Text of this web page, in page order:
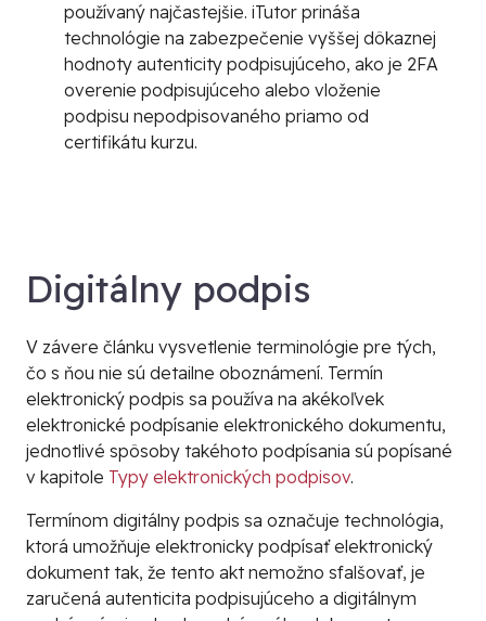
používaný najčastejšie. iTutor prináša
technológie na zabezpečenie vyššej dôkaznej
hodnoty autenticity podpisujúceho, ako je 2FA
overenie podpisujúceho alebo vloženie
podpisu nepodpisovaného priamo od
certifikátu kurzu.
Digitálny podpis
V závere článku vysvetlenie terminológie pre tých,
čo s ňou nie sú detailne oboznámení. Termín
elektronický podpis sa používa na akékoľvek
elektronické podpísanie elektronického dokumentu,
jednotlivé spôsoby takéhoto podpísania sú popísané
v kapitole Typy elektronických podpisov.
Termínom digitálny podpis sa označuje technológia,
ktorá umožňuje elektronicky podpísať elektronický
dokument tak, že tento akt nemožno sfalšovať, je
zaručená autenticita podpisujúceho a digitálnym